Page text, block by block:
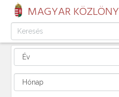
MAGYAR KÖZLÖNY